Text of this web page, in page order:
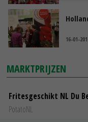
16-01-
MARKTPRIJZEN
Fritesgeschikt NL Du
PotatoNL